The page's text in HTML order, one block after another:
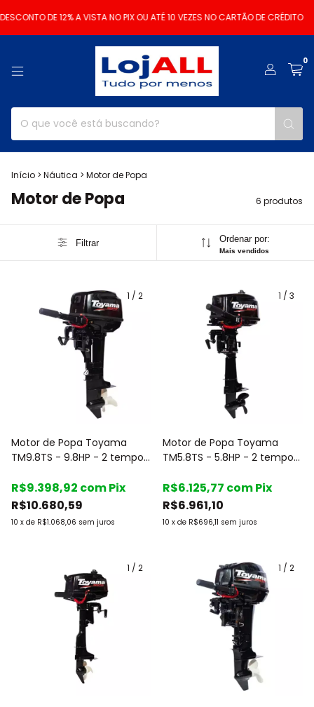
DE 12% A VISTA NO PIX OU ATÉ 10 VEZES NO CARTÃO DE CRÉDITO
0
Início > Náutica > Motor de Popa
Motor de Popa 6 produtos
Filtrar Ordenar por:
Mais vendidos
1 / 2
Motor de Popa Toyama
TM9.8TS - 9.8HP - 2 tempos
R$10.680,59
10 x de R$1.068,06 sem juros
R$9.398,92 comPix
1 / 3
Motor de Popa Toyama
TM5.8TS - 5.8HP - 2 tempos
R$6.961,10
10 x de R$696,11 sem juros
R$6.125,77 comPix
1 / 2 1 / 2